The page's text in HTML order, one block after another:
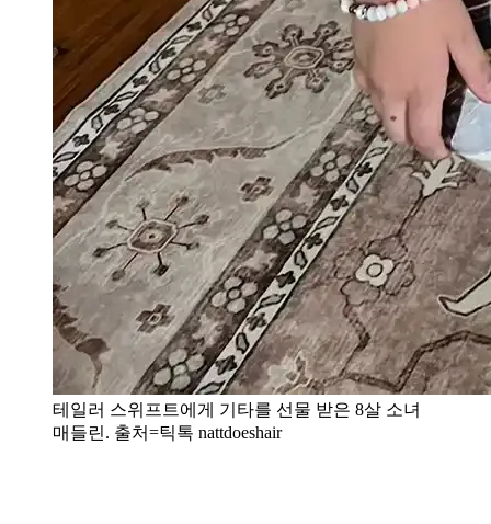
테일러 스위프트에게 기타를 선물 받은 8살 소녀
매들린. 출처=틱톡 nattdoeshair